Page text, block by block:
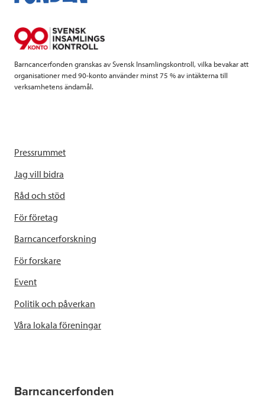
k
Barncancerfonden granskas av Svensk Insamlingskontroll, vilka bevakar att
organisationer med 90-konto använder minst 75 % av intäkterna till
verksamhetens ändamål.
Pressrummet
Jag vill bidra
Råd och stöd
För företag
Barncancerforskning
För forskare
Event
Politik och påverkan
Våra lokala föreningar
Barncancerfonden